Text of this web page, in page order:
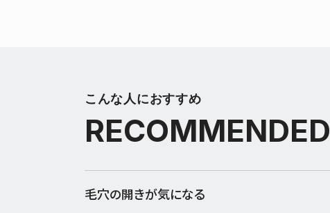
こんな人におすすめ
RECOMMENDED
毛穴の開きが気になる